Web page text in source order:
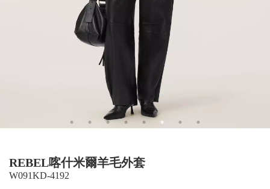
REBEL喀什米爾羊毛外套
W091KD-4192